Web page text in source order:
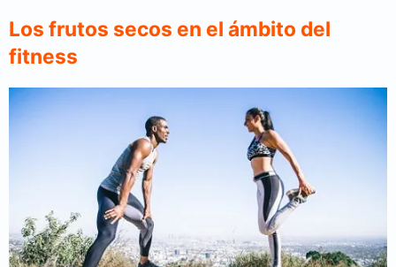
Los frutos secos en el ámbito del
fitness